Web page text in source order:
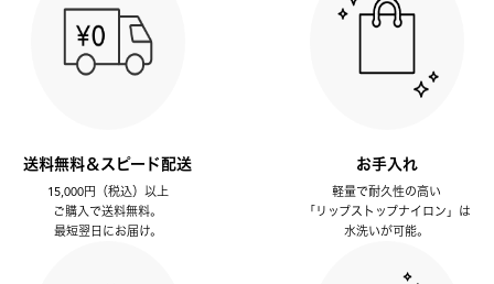
送料無料＆スピード配送
15,000円（税込）以上
ご購入で送料無料。
最短翌日にお届け。
お手入れ
軽量で耐久性の高い
「リップストップナイロン」は
水洗いが可能。